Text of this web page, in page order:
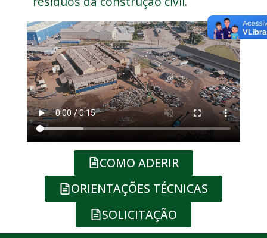
COMO ADERIR
ORIENTAÇÕES TÉCNICAS
SOLICITAÇÃO